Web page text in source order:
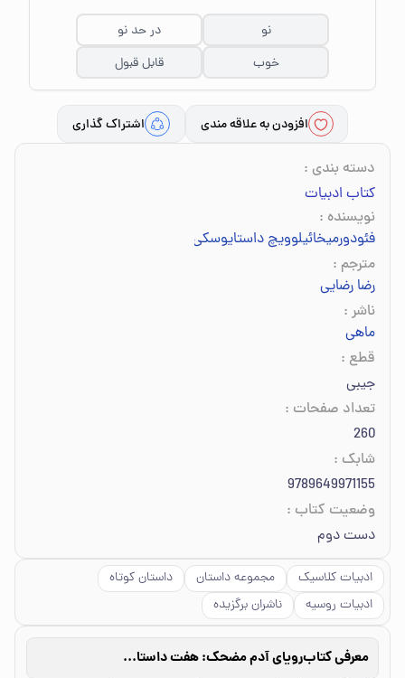
نو
در حد نو
خوب
قابل قبول
افزودن به علاقه مندی اشتراک گذاری
دسته بندی :
کتاب ادبیات
نویسنده :
فئودورمیخائیلوویچ داستایوسکی
مترجم :
رضا رضایی
ناشر :
ماهی
قطع :
جیبی
تعداد صفحات :
260
شابک :
9789649971155
وضعیت کتاب :
دست دوم
ادبیات کلاسیک مجموعه داستان
داستان کوتاه
ادبیات روسیه
ناشران برگزیده
معرفی کتاب رویای آدم مضحک: هفت داستان کوتاه